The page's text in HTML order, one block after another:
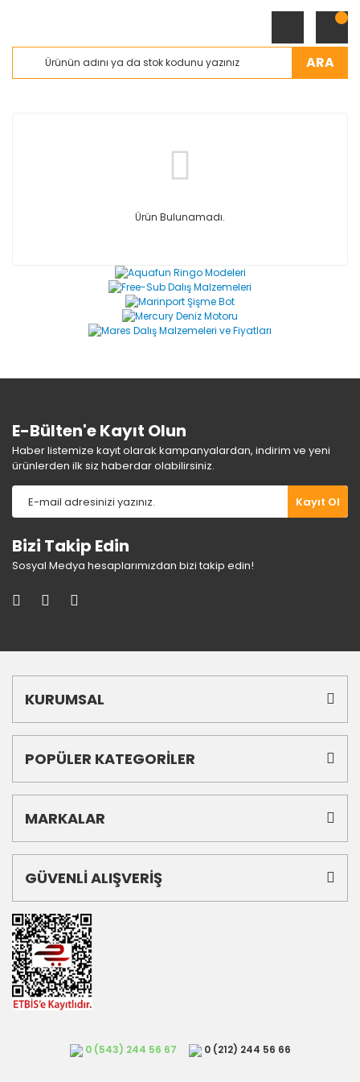
ARA
Ürün Bulunamadı.
E-Bülten'e Kayıt Olun
Haber listemize kayıt olarak kampanyalardan, indirim ve yeni
ürünlerden ilk siz haberdar olabilirsiniz.
Kayıt Ol
Bizi Takip Edin
Sosyal Medya hesaplarımızdan bizi takip edin!
KURUMSAL
POPÜLER KATEGORİLER
MARKALAR
GÜVENLİ ALIŞVERİŞ
0 (543) 244 56 67 0 (212) 244 56 66